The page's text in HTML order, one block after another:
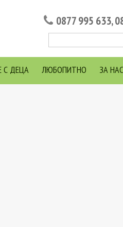
0877 995 633,
С ДЕЦА ЛЮБОПИТНО ЗА НАС